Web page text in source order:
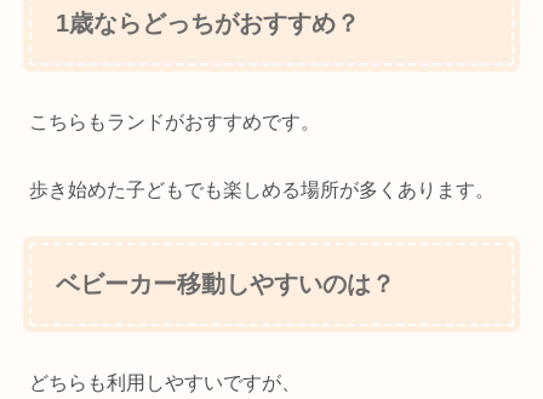
1歳ならどっちがおすすめ？
こちらもランドがおすすめです。
歩き始めた子どもでも楽しめる場所が多くあります。
ベビーカー移動しやすいのは？
どちらも利用しやすいですが、